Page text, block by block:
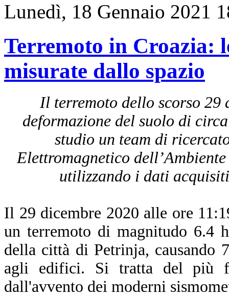
Lunedì, 18 Gennaio 2021
Terremoto in Croazia:
misurate dallo spazio
Il terremoto dello scorso 29
deformazione del suolo di
studio un team di
Elettromagnetico
utilizzando i dati
Il 29 dicembre 2020 alle ore
un terremoto di magnitudo 6.4
della città di Petrinja,
agli edifici. Si tratta del più
dall'avvento dei moderni